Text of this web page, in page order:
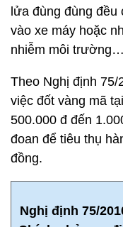
lửa đùng đùng
vào xe máy hoặc
nhiễm môi trường…
Theo Nghị định
việc đốt vàng mã
500.000 đ đến
đoan để tiêu thụ
đồng.
Nghị định 75/